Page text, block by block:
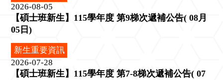
2026-08-05
【碩士班新生】115學年度 第9梯次遞補公告( 08月
05日)
新生重要資訊
2026-07-28
【碩士班新生】115學年度 第7-8梯次遞補公告( 07